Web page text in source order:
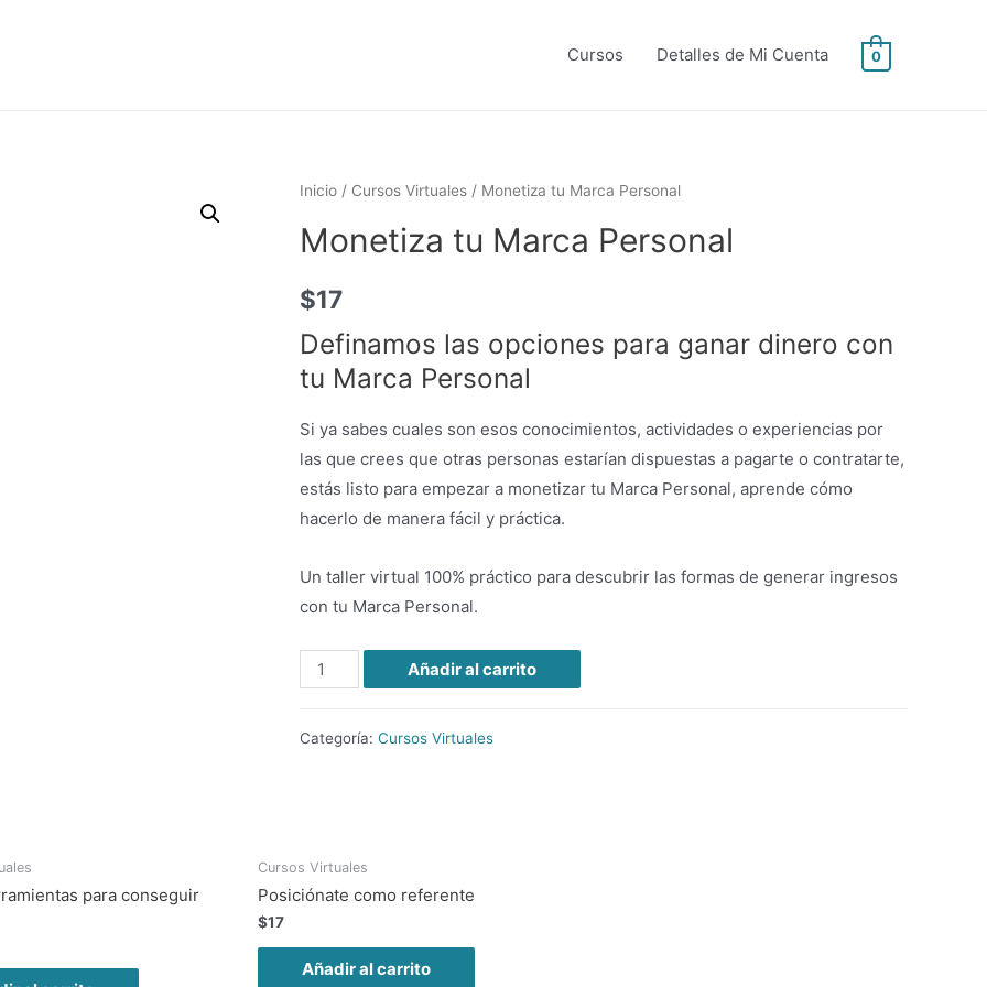
Cursos Detalles de Mi Cuenta 0
Inicio / Cursos Virtuales / Monetiza tu Marca Personal
Monetiza tu Marca Personal
$17
Definamos las opciones para ganar dinero con
tu Marca Personal
Si ya sabes cuales son esos conocimientos, actividades o experiencias por
las que crees que otras personas estarían dispuestas a pagarte o contratarte,
estás listo para empezar a monetizar tu Marca Personal, aprende cómo
hacerlo de manera fácil y práctica.
Un taller virtual 100% práctico para descubrir las formas de generar ingresos
con tu Marca Personal.
Monetiza
tu
Personal
Añadir al carrito
Categoría: Cursos Virtuales
para conseguir
Cursos Virtuales
Posiciónate como referente
$17
Añadir al carrito